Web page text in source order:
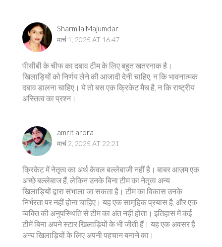
Sharmila Majumdar
मार्च 1, 2025 AT 16:47
पीसीबी के चीफ का दबाव टीम के लिए बहुत खतरनाक है।
खिलाड़ियों को निर्णय लेने की आजादी देनी चाहिए, न कि भावनात्मक
दबाव डालना चाहिए। ये तो बस एक क्रिकेट मैच है, न कि राष्ट्रीय
अस्तित्व का प्रश्न।
amrit arora
मार्च 2, 2025 AT 22:21
क्रिकेट में नेतृत्व का अर्थ केवल बल्लेबाजी नहीं है। बाबर आज़म एक
अच्छे बल्लेबाज हैं, लेकिन उनके बिना टीम का नेतृत्व अन्य
खिलाड़ियों द्वारा संभाला जा सकता है। टीम का विकास उनके
निर्भरता पर नहीं होना चाहिए। यह एक सामूहिक प्रयास है, और एक
व्यक्ति की अनुपस्थिति से टीम का अंत नहीं होता। इतिहास में कई
टीमें बिना अपने स्टार खिलाड़ियों के भी जीती हैं। यह एक अवसर है
अन्य खिलाड़ियों के लिए अपनी पहचान बनाने का।